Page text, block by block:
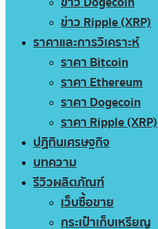
ข่าว Ripple (XRP)
ราคาและการวิเคราะห์
ราคา Bitcoin
ราคา Ethereum
ราคา Dogecoin
ราคา Ripple (XRP)
ปฏิทินเศรษฐกิจ
บทความ
รีวิวผลิตภัณฑ์
เว็บซื้อขาย
กระเป๋าเก็บเหรียญ